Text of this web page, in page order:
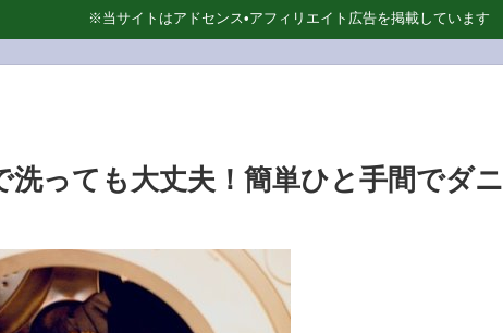
※当サイトはアドセンス•アフィリエイト広告を掲載しています
っても大丈夫！簡単ひと手間でダニ